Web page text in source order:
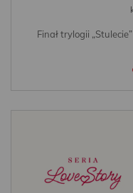
Finał trylogii